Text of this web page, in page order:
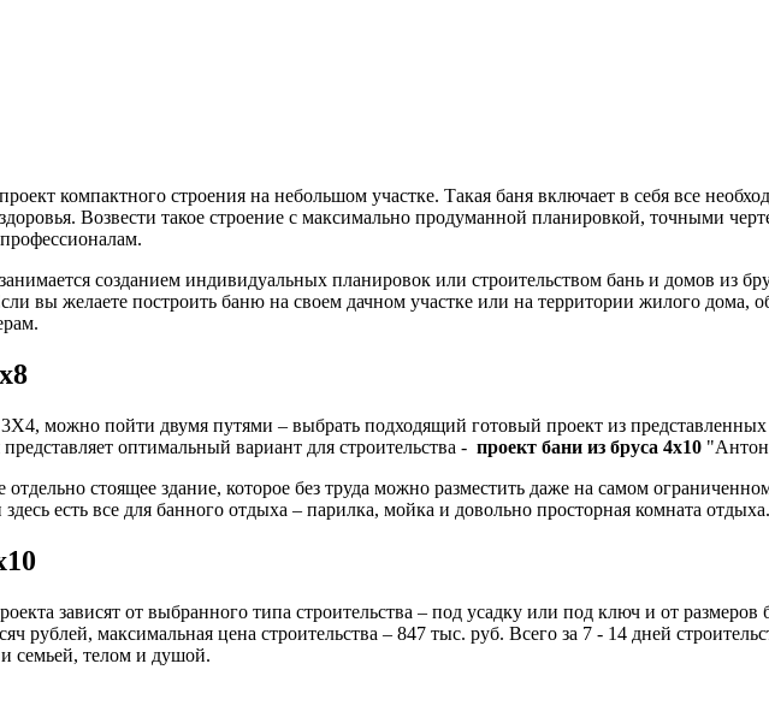
компактного строения на небольшом участке. Такая баня включает в себя все
Возвести такое строение с максимально продуманной планировкой, точными
созданием индивидуальных планировок или строительством бань и домов из
вы желаете построить баню на своем дачном участке или на территории жилого
3Х4, можно пойти двумя путями – выбрать подходящий готовый проект из
оптимальный вариант для строительства - проект бани из бруса 4х10
стоящее здание, которое без труда можно разместить даже на самом
есть все для банного отдыха – парилка, мойка и довольно просторная комната отдыха.
зависят от выбранного типа строительства – под усадку или под ключ и от
рублей, максимальная цена строительства – 847 тыс. руб. Всего за 7 - 14 дней
семьей, телом и душой.